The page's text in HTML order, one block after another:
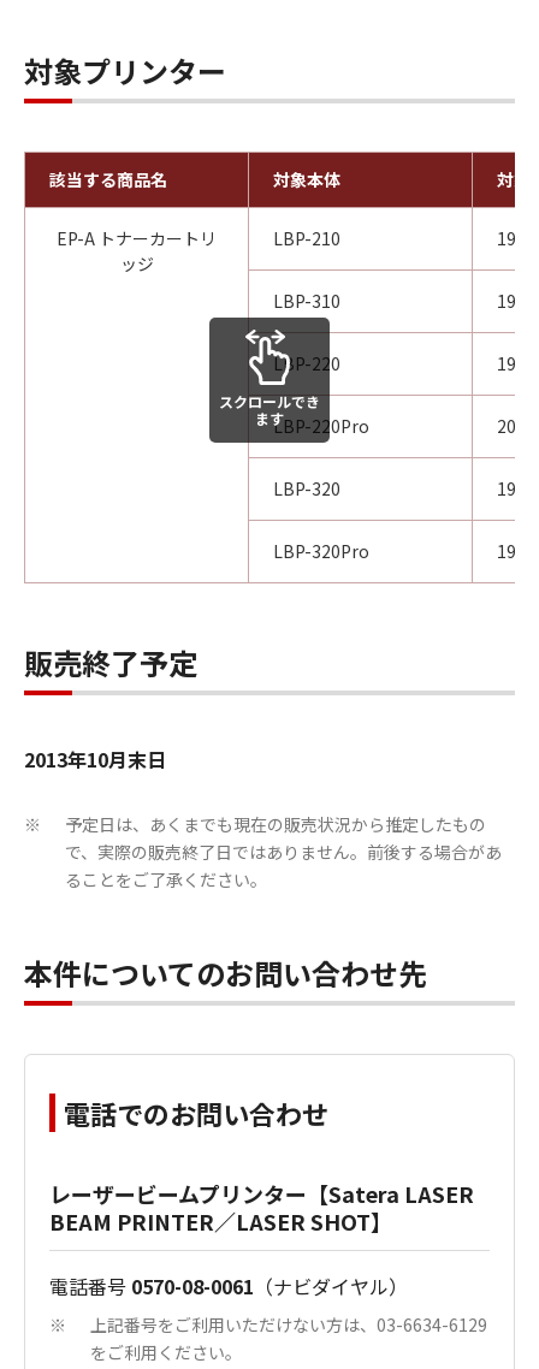
対象プリンター
該当する商品名 対象本体 対象
EP-A トナーカートリ
ッジ
LBP-210
LBP-310
LBP-220
LBP-220Pro
LBP-320
LBP-320Pro
スクロールでき
ます
販売終了予定
2013年10月末日
※
予定日は、あくまでも現在の販売状況から推定したもの
で、実際の販売終了日ではありません。前後する場合があ
ることをご了承ください。
本件についてのお問い合わせ先
電話でのお問い合わせ
レーザービームプリンター【Satera LASER
BEAM PRINTER／LASER SHOT】
電話番号 0570-08-0061 （ナビダイヤル）
※
上記番号をご利用いただけない方は、03-6634-6129
をご利用ください。